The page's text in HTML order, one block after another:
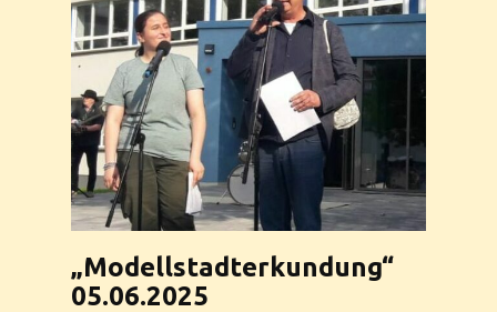
„Modellstadterkundung“
05.06.2025